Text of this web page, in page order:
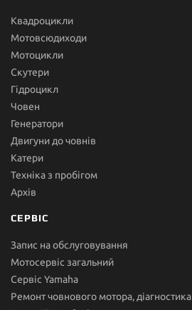
Квадроцикли
Мотовсюдиходи
Мотоцикли
Скутери
Гідроцикл
Човен
Генератори
Двигуни до човнів
Катери
Техніка з пробігом
Архів
СЕРВІС
Запис на обслуговування
Мотосервіс загальний
Сервіс Yamaha
Ремонт човнового мотора, діагностика